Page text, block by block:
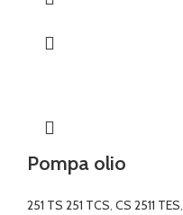
Pompa olio
251 TS 251 TCS, CS 2511 TES,